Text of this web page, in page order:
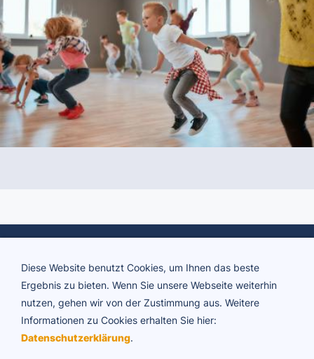
ADTV Tanzschule Brigitte Rühl
Diese Website benutzt Cookies, um Ihnen das beste
Ergebnis zu bieten. Wenn Sie unsere Webseite weiterhin
nutzen, gehen wir von der Zustimmung aus. Weitere
Informationen zu Cookies erhalten Sie hier:
Datenschutzerklärung.